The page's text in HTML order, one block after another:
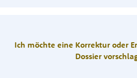
Ich möchte eine Korrektur oder
Dossier